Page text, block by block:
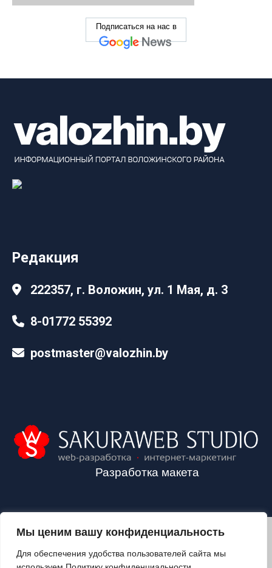
Мы ценим вашу конфиденциальность
Для обеспечения удобства пользователей сайта мы
Подписаться на нас в
Редакция
222357, г. Воложин, ул. 1 Мая, д. 3
8-01772 55392
postmaster@valozhin.by
Разработка макета
2024©VALOZHIN.BY - НОВОСТИ ВОЛОЖИНСКОГО РАЙОНА